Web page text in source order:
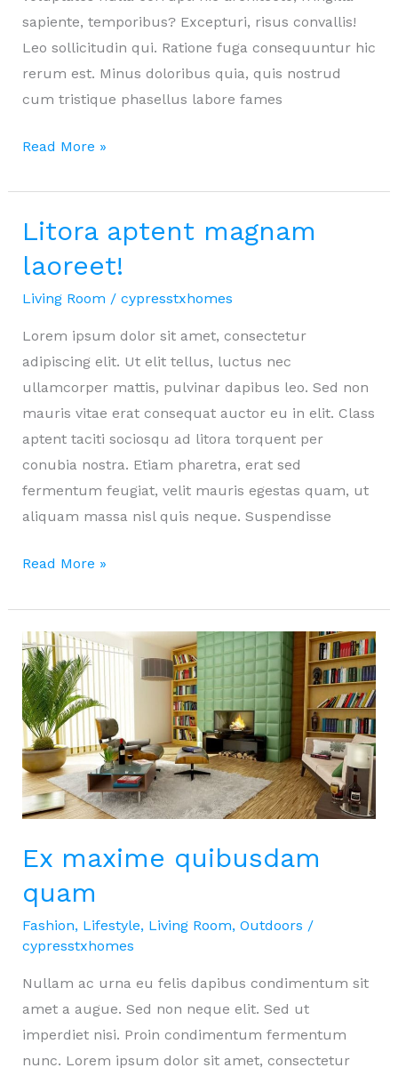
sapiente, temporibus? Excepturi, risus convallis!
Leo sollicitudin qui. Ratione fuga consequuntur hic
rerum est. Minus doloribus quia, quis nostrud
cum tristique phasellus labore fames
Fugit
vulputate!
Irure.
Read More »
Litora aptent magnam
laoreet!
Living Room / cypresstxhomes
Lorem ipsum dolor sit amet, consectetur
adipiscing elit. Ut elit tellus, luctus nec
ullamcorper mattis, pulvinar dapibus leo. Sed non
mauris vitae erat consequat auctor eu in elit. Class
aptent taciti sociosqu ad litora torquent per
conubia nostra. Etiam pharetra, erat sed
fermentum feugiat, velit mauris egestas quam, ut
aliquam massa nisl quis neque. Suspendisse
Litora
magnam
laoreet!
Read More »
Ex maxime quibusdam
quam
Fashion, Lifestyle, Living Room, Outdoors /
cypresstxhomes
Nullam ac urna eu felis dapibus condimentum sit
amet a augue. Sed non neque elit. Sed ut
imperdiet nisi. Proin condimentum fermentum
nunc. Lorem ipsum dolor sit amet, consectetur